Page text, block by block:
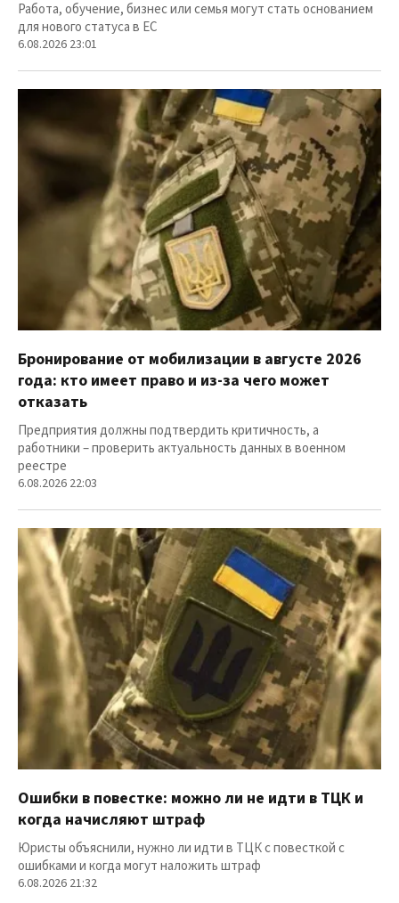
Работа, обучение, бизнес или семья могут стать основанием
для нового статуса в ЕС
6.08.2026 23:01
Бронирование от мобилизации в августе 2026
года: кто имеет право и из-за чего может
отказать
Предприятия должны подтвердить критичность, а
работники – проверить актуальность данных в военном
реестре
6.08.2026 22:03
Ошибки в повестке: можно ли не идти в ТЦК и
когда начисляют штраф
Юристы объяснили, нужно ли идти в ТЦК с повесткой с
ошибками и когда могут наложить штраф
6.08.2026 21:32